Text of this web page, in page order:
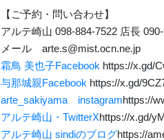
【ご予約・問い合わせ】
アルテ崎山 098-884-7522 店長
メール arte.s@mist.ocn.ne.jp
霜鳥 美也子Facebook https://x.gd/
与那城親Facebook https://x.gd/
arte_sakiyama instagramhttps://
アルテ崎山・TwitterXhttps://x.gd/
アルテ崎山 sindiのブログhttps://